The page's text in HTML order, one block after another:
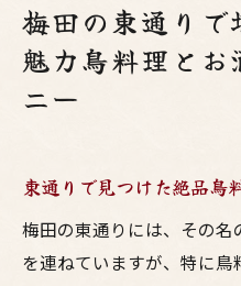
新鮮な鶏肉が楽
コスパ抜群の梅田居
品鳥料理
梅田の居酒屋で
新鮮地鶏の焼き
東通りの魅力的
梅田の東通りで
魅力鳥料理とお
ニー
東通りで見つけた絶品鳥
梅田の東通りには、その
を連ねていますが、特に